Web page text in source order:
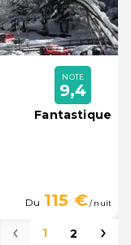
NOTE
9,4
Fantastique
Du 115 €/ nuit
1 2